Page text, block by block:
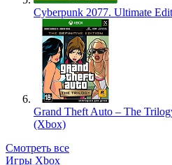
Cyberpunk 2077. Ultimate
Grand Theft Auto – The
(Xbox)
Смотреть все
Игры Xbox